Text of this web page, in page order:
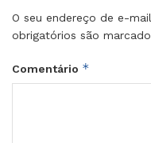
O seu endereço de e-
obrigatórios são
Comentário *